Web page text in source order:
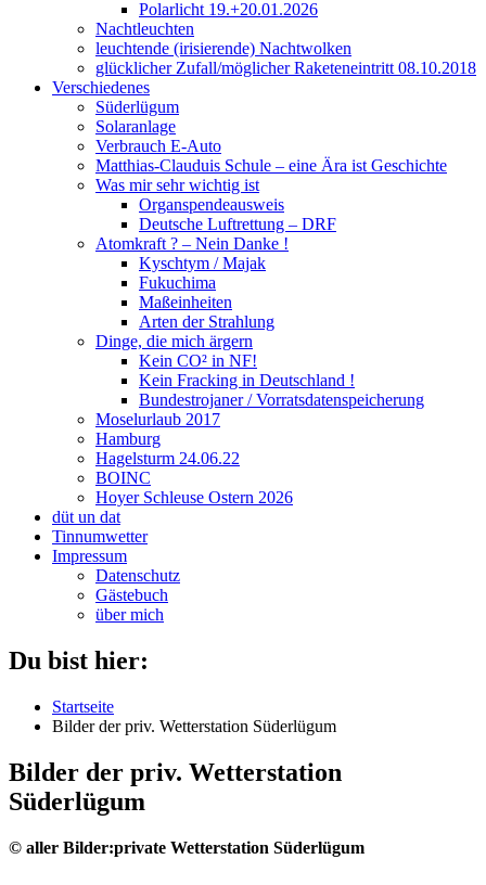
Polarlicht 19.+20.01.2026
Nachtleuchten
leuchtende (irisierende) Nachtwolken
glücklicher Zufall/möglicher Raketeneintritt 08.10.2018
Verschiedenes
Süderlügum
Solaranlage
Verbrauch E-Auto
Matthias-Clauduis Schule – eine Ära ist Geschichte
Was mir sehr wichtig ist
Organspendeausweis
Deutsche Luftrettung – DRF
Atomkraft ? – Nein Danke !
Kyschtym / Majak
Fukuchima
Maßeinheiten
Arten der Strahlung
Dinge, die mich ärgern
Kein CO² in NF!
Kein Fracking in Deutschland !
Bundestrojaner / Vorratsdatenspeicherung
Moselurlaub 2017
Hamburg
Hagelsturm 24.06.22
BOINC
Hoyer Schleuse Ostern 2026
düt un dat
Tinnumwetter
Impressum
Datenschutz
Gästebuch
über mich
Du bist hier:
Startseite
Bilder der priv. Wetterstation Süderlügum
Bilder der priv. Wetterstation
Süderlügum
© aller Bilder:private Wetterstation Süderlügum